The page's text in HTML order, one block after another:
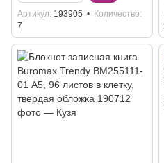
Артикул 193905
Количество
7